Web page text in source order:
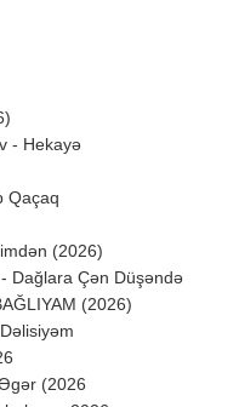
- Hekayə
Qaçaq
(2026)
Dağlara Çən Düşəndə
(2026)
(2026